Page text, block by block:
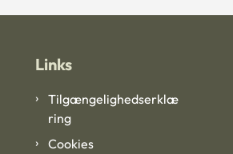
Links
Tilgængelighedserklæ
ring
Cookies